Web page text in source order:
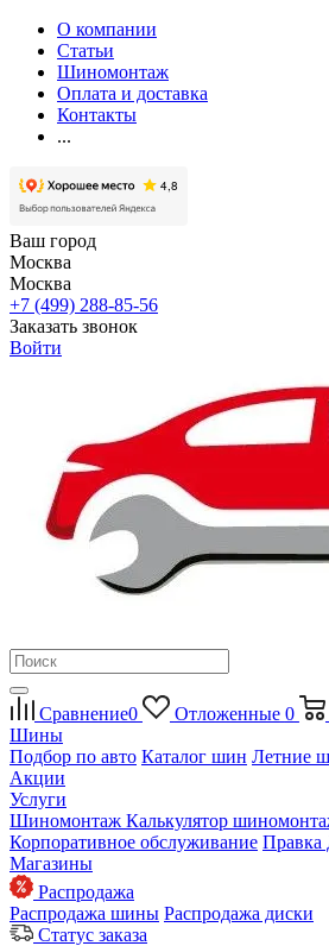
О компании
Статьи
Шиномонтаж
Оплата и доставка
Контакты
...
Ваш город
Москва
Москва
+7 (499) 288-85-56
Заказать звонок
Войти
Сравнение0 Отложенные 0
Шины
Подбор по авто Каталог шин Летние
Акции
Услуги
Шиномонтаж Калькулятор
Корпоративное обслуживание Правка
Магазины
Распродажа
Распродажа шины Распродажа диски
Статус заказа